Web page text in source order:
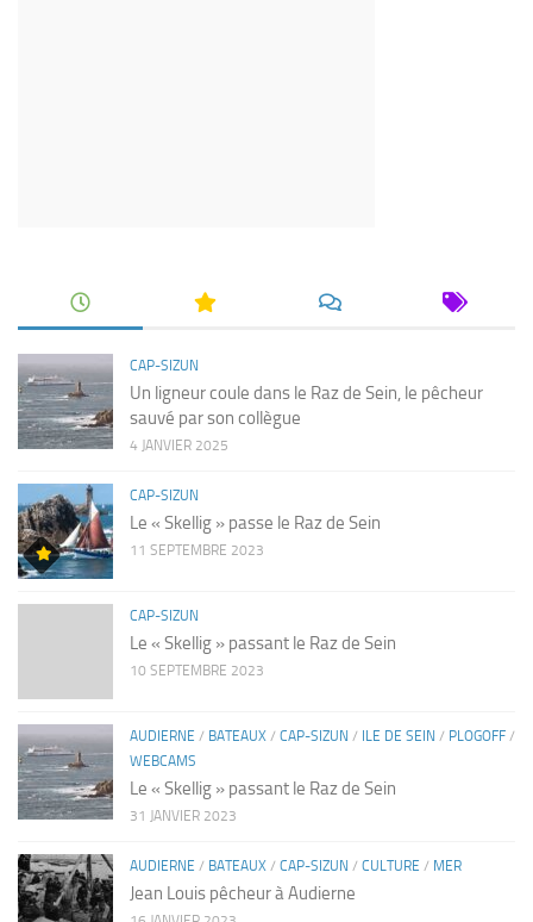
CAP-SIZUN
Un ligneur coule dans le Raz de Sein, le pêcheur
sauvé par son collègue
4 JANVIER 2025
CAP-SIZUN
Le « Skellig » passe le Raz de Sein
11 SEPTEMBRE 2023
CAP-SIZUN
Le « Skellig » passant le Raz de Sein
10 SEPTEMBRE 2023
AUDIERNE / BATEAUX / CAP-SIZUN / ILE DE SEIN / PLOGOFF /
WEBCAMS
Le « Skellig » passant le Raz de Sein
31 JANVIER 2023
AUDIERNE / BATEAUX / CAP-SIZUN / CULTURE / MER
Jean Louis pêcheur à Audierne